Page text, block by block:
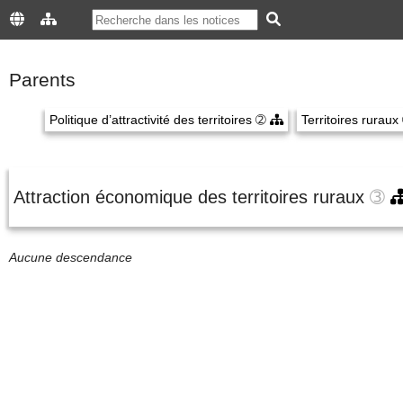
Parents
Politique d’attractivité des territoires ➁ Territoires ruraux
Attraction économique des territoires ruraux ➂
Aucune descendance